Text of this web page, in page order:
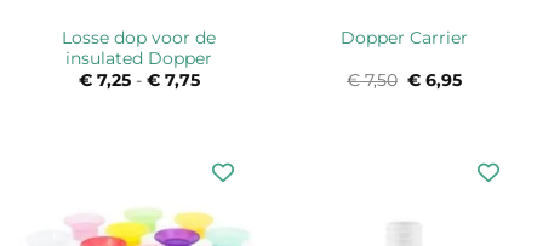
Losse dop voor de
insulated Dopper
€7,25 - €7,75Prijsklasse:
Dopper Carrier
€7,50 Oorspronkelijke
prijs
€ 6,95